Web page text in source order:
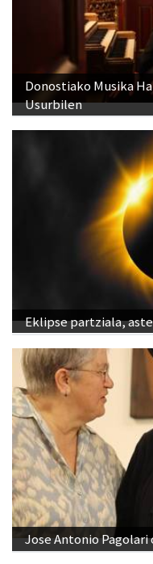
Donostiako Musika
Usurbilen
Eklipse partziala,
Jose Antonio